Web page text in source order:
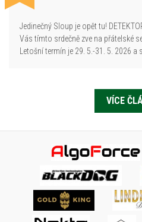
Jedinečný Sloup je opět tu!
Vás tímto srdečně zve na přátelské
Letošní termín je 29. 5.-31. 5. 2026 a
VÍCE